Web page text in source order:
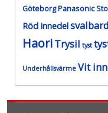
GöteborgPanasonic
Röd innedelsvalbard
HaoriTrysil tyst
Underhållsvärme Vit